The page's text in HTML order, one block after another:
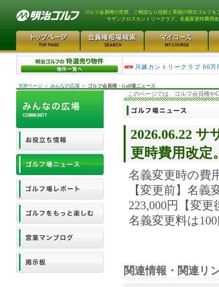
ゴルフ会員権の売買、ご相談なら信頼と実績の明治ゴルフを
サザンクロスカントリークラブ、名義変更時費用
津久井湖ゴルフ倶楽部 80万
川越カントリークラブ 60万
TOPページ ＞ みんなの広場 ＞ ゴルフ会員権・Golf場ニュース
このページでは、ゴルフ会員権や
2026.06.22
更時費用改定
名義変更時の費
【変更前】名義
223,000円【変
名義変更料は
関連情報・関連リ